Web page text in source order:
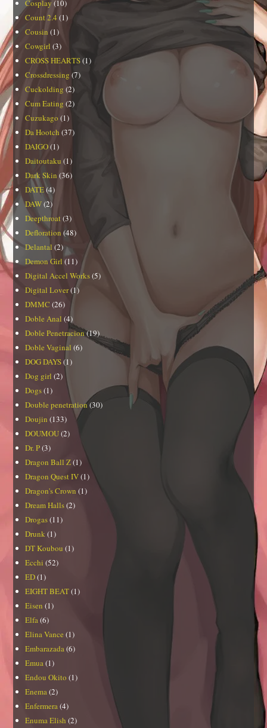
Cosplay(10)
Count 2.4 (1)
Cousin (1)
Cowgirl (3)
CROSS HEARTS(1)
Crossdressing (7)
Cuckolding (2)
Cum Eating (2)
Cuzukago (1)
Da Hootch (37)
DAIGO(1)
Daitoutaku (1)
Dark Skin (36)
DATE(4)
DAW(2)
Deepthroat (3)
Defloration (48)
Delantal (2)
Demon Girl (11)
Digital Accel Works(5)
Digital Lover(1)
DMMC (26)
Doble Anal (4)
Doble Penetracion(19)
Doble Vaginal (6)
DOG DAYS(1)
Dog girl (2)
Dogs(1)
Double penetration(30)
Doujin (133)
DOUMOU(2)
Dr. P(3)
Dragon Ball Z(1)
Dragon Quest IV(1)
Dragon's Crown (1)
Dream Halls(2)
Drogas(11)
Drunk (1)
DT Koubou (1)
Ecchi (52)
ED(1)
EIGHT BEAT(1)
Eisen (1)
Elfa (6)
Elina Vance (1)
Embarazada (6)
Emua (1)
Endou Okito (1)
Enema (2)
Enfermera (4)
Enuma Elish (2)